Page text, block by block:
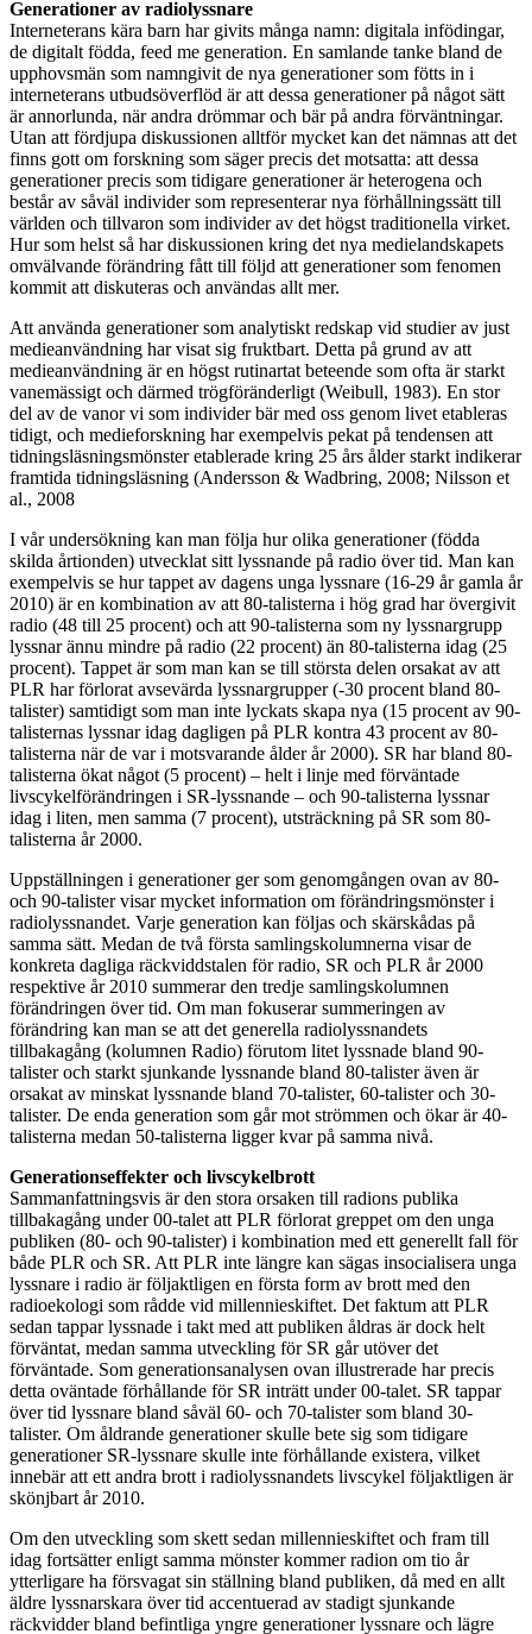
Generationer av radiolyssnare
Interneterans kära barn har givits många namn: digitala infödingar,
de digitalt födda, feed me generation. En samlande tanke bland de
upphovsmän som namngivit de nya generationer som fötts in i
interneterans utbudsöverflöd är att dessa generationer på något sätt
är annorlunda, när andra drömmar och bär på andra förväntningar.
Utan att fördjupa diskussionen alltför mycket kan det nämnas att det
finns gott om forskning som säger precis det motsatta: att dessa
generationer precis som tidigare generationer är heterogena och
består av såväl individer som representerar nya förhållningssätt till
världen och tillvaron som individer av det högst traditionella virket.
Hur som helst så har diskussionen kring det nya medielandskapets
omvälvande förändring fått till följd att generationer som fenomen
kommit att diskuteras och användas allt mer.
Att använda generationer som analytiskt redskap vid studier av just
medieanvändning har visat sig fruktbart. Detta på grund av att
medieanvändning är en högst rutinartat beteende som ofta är starkt
vanemässigt och därmed trögföränderligt (Weibull, 1983). En stor
del av de vanor vi som individer bär med oss genom livet etableras
tidigt, och medieforskning har exempelvis pekat på tendensen att
tidningsläsningsmönster etablerade kring 25 års ålder starkt indikerar
framtida tidningsläsning (Andersson & Wadbring, 2008; Nilsson et
al., 2008
I vår undersökning kan man följa hur olika generationer (födda
skilda årtionden) utvecklat sitt lyssnande på radio över tid. Man kan
exempelvis se hur tappet av dagens unga lyssnare (16-29 år gamla år
2010) är en kombination av att 80-talisterna i hög grad har övergivit
radio (48 till 25 procent) och att 90-talisterna som ny lyssnargrupp
lyssnar ännu mindre på radio (22 procent) än 80-talisterna idag (25
procent). Tappet är som man kan se till största delen orsakat av att
PLR har förlorat avsevärda lyssnargrupper (-30 procent bland 80-
talister) samtidigt som man inte lyckats skapa nya (15 procent av 90-
talisternas lyssnar idag dagligen på PLR kontra 43 procent av 80-
talisterna när de var i motsvarande ålder år 2000). SR har bland 80-
talisterna ökat något (5 procent) – helt i linje med förväntade
livscykelförändringen i SR-lyssnande – och 90-talisterna lyssnar
idag i liten, men samma (7 procent), utsträckning på SR som 80-
talisterna år 2000.
Uppställningen i generationer ger som genomgången ovan av 80-
och 90-talister visar mycket information om förändringsmönster i
radiolyssnandet. Varje generation kan följas och skärskådas på
samma sätt. Medan de två första samlingskolumnerna visar de
konkreta dagliga räckviddstalen för radio, SR och PLR år 2000
respektive år 2010 summerar den tredje samlingskolumnen
förändringen över tid. Om man fokuserar summeringen av
förändring kan man se att det generella radiolyssnandets
tillbakagång (kolumnen Radio) förutom litet lyssnade bland 90-
talister och starkt sjunkande lyssnande bland 80-talister även är
orsakat av minskat lyssnande bland 70-talister, 60-talister och 30-
talister. De enda generation som går mot strömmen och ökar är 40-
talisterna medan 50-talisterna ligger kvar på samma nivå.
Generationseffekter och livscykelbrott
Sammanfattningsvis är den stora orsaken till radions publika
tillbakagång under 00-talet att PLR förlorat greppet om den unga
publiken (80- och 90-talister) i kombination med ett generellt fall för
både PLR och SR. Att PLR inte längre kan sägas insocialisera unga
lyssnare i radio är följaktligen en första form av brott med den
radioekologi som rådde vid millennieskiftet. Det faktum att PLR
sedan tappar lyssnade i takt med att publiken åldras är dock helt
förväntat, medan samma utveckling för SR går utöver det
förväntade. Som generationsanalysen ovan illustrerade har precis
detta oväntade förhållande för SR inträtt under 00-talet. SR tappar
över tid lyssnare bland såväl 60- och 70-talister som bland 30-
talister. Om åldrande generationer skulle bete sig som tidigare
generationer SR-lyssnare skulle inte förhållande existera, vilket
innebär att ett andra brott i radiolyssnandets livscykel följaktligen är
skönjbart år 2010.
Om den utveckling som skett sedan millennieskiftet och fram till
idag fortsätter enligt samma mönster kommer radion om tio år
ytterligare ha försvagat sin ställning bland publiken, då med en allt
äldre lyssnarskara över tid accentuerad av stadigt sjunkande
räckvidder bland befintliga yngre generationer lyssnare och lägre